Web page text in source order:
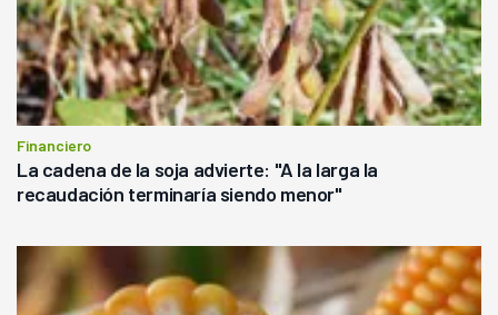
Financiero
La cadena de la soja advierte: "A la larga la
recaudación terminaría siendo menor"